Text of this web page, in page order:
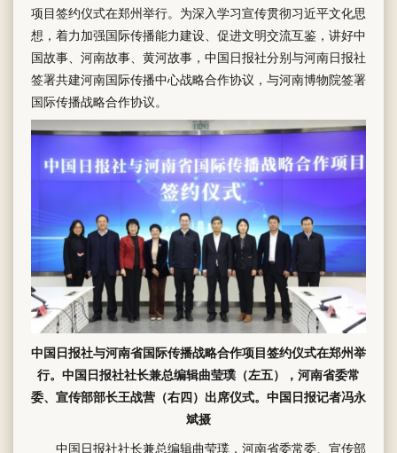
项目签约仪式在郑州举行。为深入学习宣传贯彻习近平文化思
想，着力加强国际传播能力建设、促进文明交流互鉴，讲好中
国故事、河南故事、黄河故事，中国日报社分别与河南日报社
签署共建河南国际传播中心战略合作协议，与河南博物院签署
国际传播战略合作协议。
中国日报社与河南省国际传播战略合作项目签约仪式在郑州举
行。中国日报社社长兼总编辑曲莹璞（左五），河南省委常
委、宣传部部长王战营（右四）出席仪式。中国日报记者冯永
斌摄
中国日报社社长兼总编辑曲莹璞，河南省委常委、宣传部